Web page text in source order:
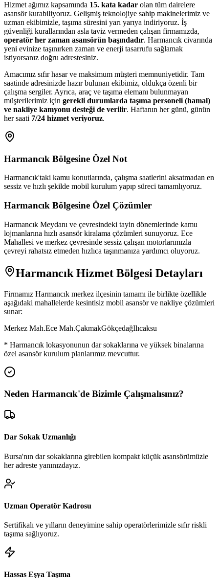
Hizmet ağımız kapsamında 15. kata kadar olan tüm dairelere
asansör kurabiliyoruz. Gelişmiş teknolojiye sahip makinelerimiz ve
uzman ekibimizle, taşıma süresini yarı yarıya indiriyoruz. İş
güvenliği kurallarından asla taviz vermeden çalışan firmamızda,
operatör her zaman asansörün başındadır. Harmancık civarında
yeni evinize taşınırken zaman ve enerji tasarrufu sağlamak
istiyorsanız doğru adrestesiniz.
Amacımız sıfır hasar ve maksimum müşteri memnuniyetidir. Tam
saatinde adresinizde hazır bulunan ekibimiz, oldukça özenli bir
çalışma sergiler. Ayrıca, araç ve taşıma elemanı bulunmayan
müşterilerimiz için gerekli durumlarda taşıma personeli (hamal)
ve nakliye kamyonu desteği de verilir. Haftanın her günü, günün
her saati 7/24 hizmet veriyoruz.
Harmancık Bölgesine Özel Not
Harmancık'taki kamu konutlarında, çalışma saatlerini aksatmadan en
sessiz ve hızlı şekilde mobil kurulum yapıp süreci tamamlıyoruz.
Harmancık Bölgesine Özel Çözümler
Harmancık Meydanı ve çevresindeki tayin dönemlerinde kamu
lojmanlarına hızlı asansör kiralama çözümleri sunuyoruz. Ece
Mahallesi ve merkez çevresinde sessiz çalışan motorlarımızla
çevreyi rahatsız etmeden hızlıca taşınmanıza yardımcı oluyoruz.
Harmancık Hizmet Bölgesi Detayları
Firmamız Harmancık merkez ilçesinin tamamı ile birlikte özellikle
aşağıdaki mahallelerde kesintisiz mobil asansör ve nakliye çözümleri
sunar:
Merkez Mah.Ece Mah.ÇakmakGökçedağIlıcaksu
* Harmancık lokasyonunun dar sokaklarına ve yüksek binalarına
özel asansör kurulum planlarımız mevcuttur.
Neden Harmancık'de Bizimle Çalışmalısınız?
Dar Sokak Uzmanlığı
Bursa'nın dar sokaklarına girebilen kompakt küçük asansörümüzle
her adreste yanınızdayız.
Uzman Operatör Kadrosu
Sertifikalı ve yılların deneyimine sahip operatörlerimizle sıfır riskli
taşıma sağlıyoruz.
Hassas Eşya Taşıma